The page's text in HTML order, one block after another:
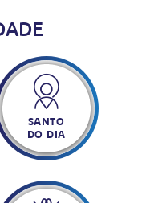
SANTO
DO DIA